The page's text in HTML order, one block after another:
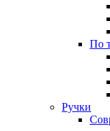
По
Ручки